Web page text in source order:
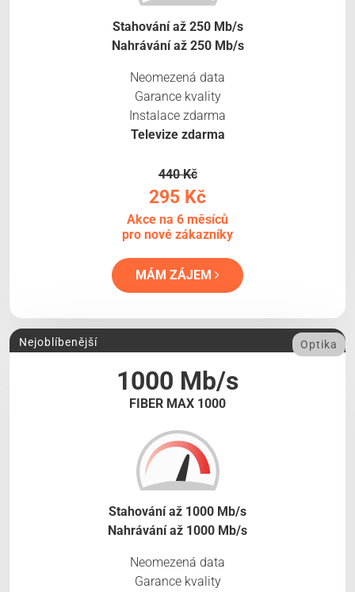
Stahování až 250 Mb/s
Nahrávání až 250 Mb/s
Neomezená data
Garance kvality
Instalace zdarma
Televize zdarma
440 Kč
295 Kč
Akce na 6 měsíců
pro nové zákazníky
MÁM ZÁJEM
1000 Mb/s
FIBER MAX 1000
Nejoblíbenější Optika
Stahování až 1000 Mb/s
Nahrávání až 1000 Mb/s
Neomezená data
Garance kvality